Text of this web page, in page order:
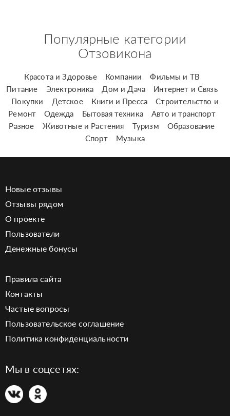
Популярные категории
Отзовикона
Красота и Здоровье Компании
Фильмы и ТВ
Питание
Электроника Дом и Дача
Интернет и Связь
Покупки
Детское Книги и Пресса
Строительство и
Ремонт
Одежда Бытовая техника
Авто и транспорт
Разное
Животные и Растения Туризм
Образование
Спорт
Музыка
Новые отзывы
Отзывы рядом
О проекте
Пользователи
Денежные бонусы
Правила сайта
Контакты
Частые вопросы
Пользовательское соглашение
Политика конфиденциальности
Мы в соцсетях: